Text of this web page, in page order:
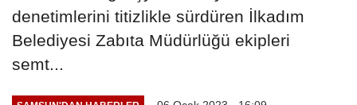
denetimlerini titizlikle sürdüren İlkadım
Belediyesi Zabıta Müdürlüğü ekipleri
semt...